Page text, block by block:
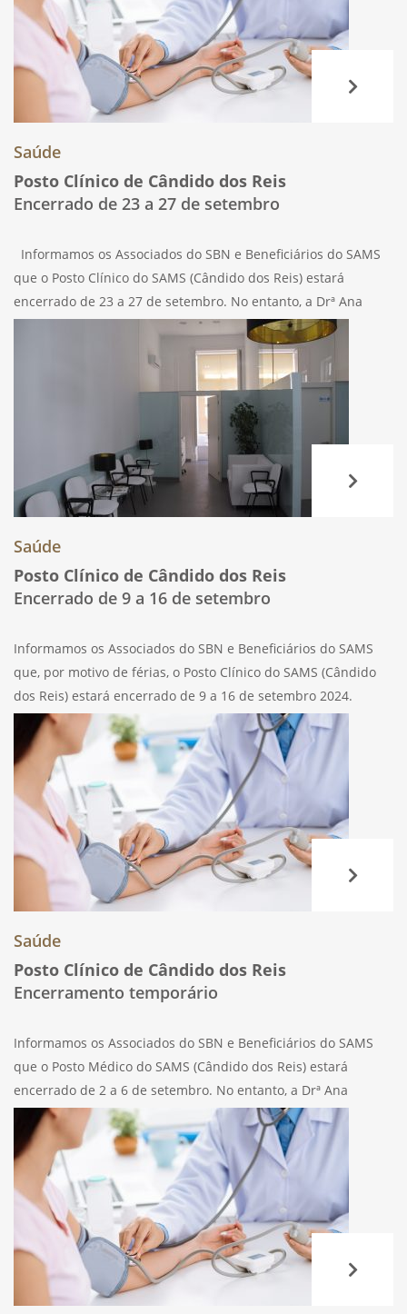
Saúde
Posto Clínico de Cândido dos Reis
Encerrado de 23 a 27 de setembro
Informamos os Associados do SBN e Beneficiários do SAMS
que o Posto Clínico do SAMS (Cândido dos Reis) estará
encerrado de 23 a 27 de setembro. No entanto, a Drª Ana
Sarmento estará a dar consultas no Posto Clínico
Saúde
Posto Clínico de Cândido dos Reis
Encerrado de 9 a 16 de setembro
Informamos os Associados do SBN e Beneficiários do SAMS
que, por motivo de férias, o Posto Clínico do SAMS (Cândido
dos Reis) estará encerrado de 9 a 16 de setembro 2024.
Qualquer assunto relacionado com comparticipações poderá
ser tratado na
Saúde
Posto Clínico de Cândido dos Reis
Encerramento temporário
Informamos os Associados do SBN e Beneficiários do SAMS
que o Posto Médico do SAMS (Cândido dos Reis) estará
encerrado de 2 a 6 de setembro. No entanto, a Drª Ana
Sarmento estará a dar consultas no Posto Clínico de